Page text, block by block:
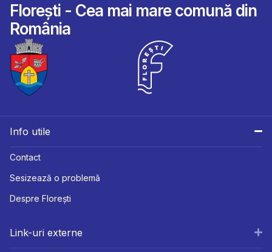
Florești - Cea mai mare comună din
România
Info utile
Contact
Sesizează o problemă
Despre Florești
Link-uri externe